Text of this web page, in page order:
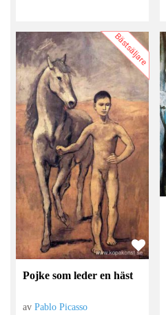
Bästsäljare
Pojke som leder en häst
avPablo Picasso